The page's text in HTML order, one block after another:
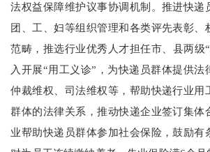
法权益保障维护议事协调机制。推进快递
团、工、妇等组织管理和各类评先表彰、
范畴，推选行业优秀人才担任市、县两级“
入开展“用工义诊”，为快递员群体提供法
仲裁维权、司法维权等，帮助快递行业用
群体的法律关系，推动快递企业签订集体
业帮助快递员群体参加社会保险，鼓励有